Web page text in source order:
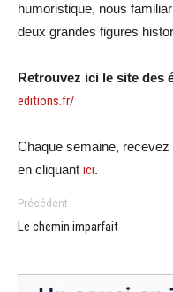
humoristique, nous
deux grandes figures
Retrouvez ici le site des
editions.fr/
Chaque semaine,
en cliquant ici.
Précédent
Le chemin imparfait